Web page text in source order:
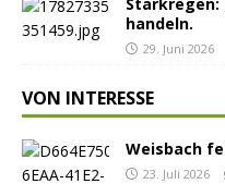
handeln.
29. Juni 2026
VON INTERESSE
Weisbach
23. Juli 2026